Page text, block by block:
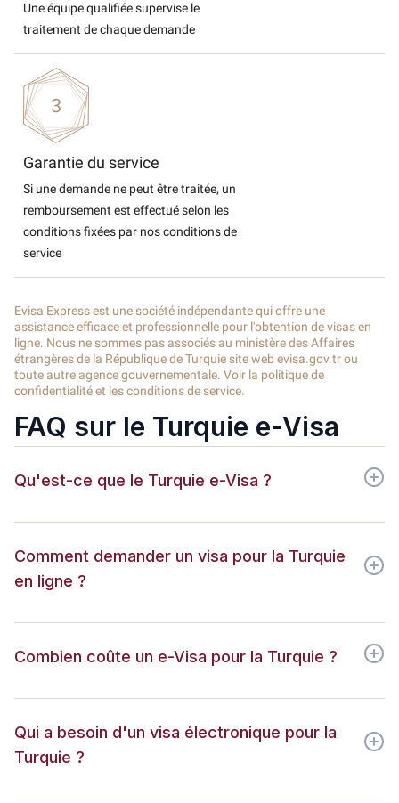
Une équipe qualifiée supervise le
traitement de chaque demande
Garantie du service
Si une demande ne peut être traitée, un
remboursement est effectué selon les
conditions fixées par nos conditions de
service
Evisa Express est une société indépendante qui offre une
assistance efficace et professionnelle pour l'obtention de visas en
ligne. Nous ne sommes pas associés au ministère des Affaires
étrangères de la République de Turquie site web evisa.gov.tr ou
toute autre agence gouvernementale. Voir la politique de
confidentialité et les conditions de service.
FAQ sur le Turquie e-Visa
Qu'est-ce que le Turquie e-Visa ?
Comment demander un visa pour la Turquie
en ligne ?
Combien coûte un e-Visa pour la Turquie ?
Qui a besoin d'un visa électronique pour la
Turquie ?